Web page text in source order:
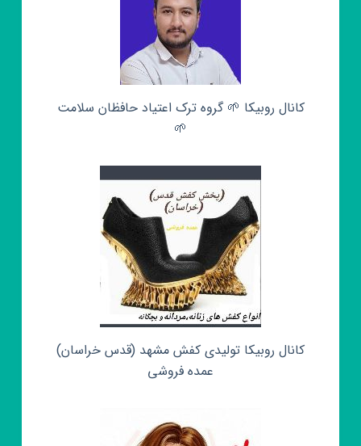
کانال روبیکا 🌱 گروه ترک اعتیاد حافظان سلامت
🌱
کانال روبیکا تولیدی کفش مشهد (قدس خراسان)
عمده فروشی